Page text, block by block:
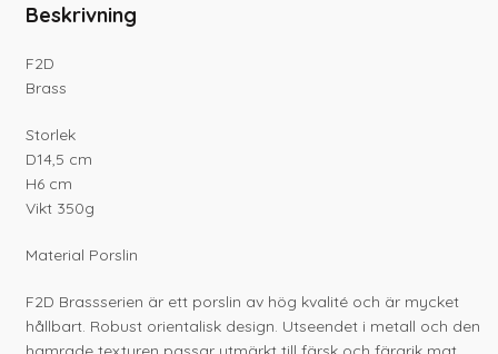
Beskrivning
F2D
Brass
Storlek
D14,5 cm
H6 cm
Vikt 350g
Material Porslin
F2D Brassserien är ett porslin av hög kvalité och är mycket
hållbart. Robust orientalisk design. Utseendet i metall och den